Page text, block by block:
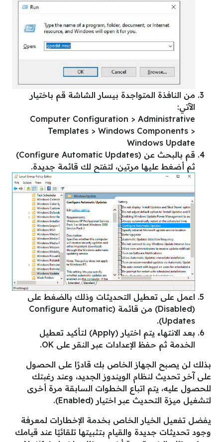
من النافذة المتواجدة بيسار الشاشة قم باختيار
الآتي:
Computer Configuration > Administrative
Templates > Windows Components >
Windows Update
قم بالبحث عن (Configure Automatic Updates)
ثم أضغط عليها مرتين، لتفتح لك قائمة جديدة.
اعمل على تعطيل التحديثات وذلك بالضغط على
(Disabled) من قائمة (Configure Automatic
Updates).
بعد الانتهاء يتم اختيار (Apply) لتأكيد تعطيل
الخدمة ثم حفظ الإعدادات عبر النقر على OK.
بذلك لن يصبح الجهاز الخاص بك قادرًا على الحصول
على آخر تحديث لنظام الويندوز الجديد، وعند رغبتك
للحصول عليه، يتم اتباع الخطوات السابقة مرة أخرى
لتشغيل ميزة التحديث عبر اختيار (Enabled).
يفضل تفعيل الخيار الخاص بخدمة الإخطارات لمعرفة
وجود تحديثات جديدة والقيام بتثبيتها تلقائيًا عند قيامك